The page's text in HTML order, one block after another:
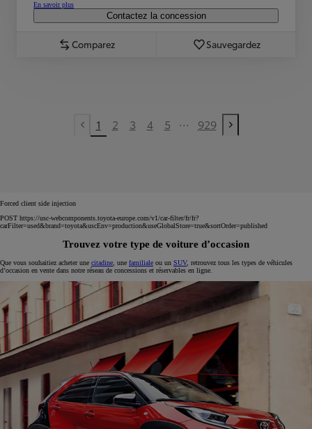
En savoir plus
Contactez la concession
Comparez Sauvegardez
Previous page
1 2 3 4 5 ... 929
Next page
Forced client side injection
POST https://usc-webcomponents.toyota-europe.com/v1/car-filter/fr/fr?
carFilter=used&brand=toyota&uscEnv=production&useGlobalStore=true&sortOrder=published
Trouvez votre type de voiture d’occasion
Que vous souhaitiez acheter une citadine , une familiale ou un SUV, retrouvez tous les types de véhicules
d’occasion en vente dans notre réseau de concessions et réservables en ligne.